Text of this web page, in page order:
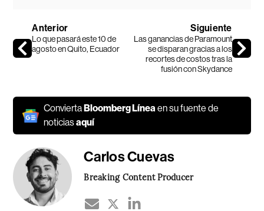
Anterior
Lo que pasará este 10 de
agosto en Quito, Ecuador
Siguiente
Las ganancias de Paramount
se disparan gracias a los
recortes de costos tras la
fusión con Skydance
Convierta Bloomberg Líneaen su fuente de
noticiasaquí
Carlos Cuevas
Breaking Content Producer